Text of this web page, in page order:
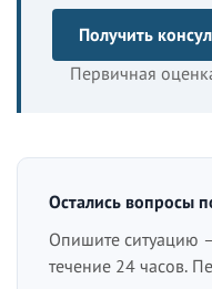
Получить
Первичная
Остались вопросы
Опишите ситуацию
течение 24 часов.